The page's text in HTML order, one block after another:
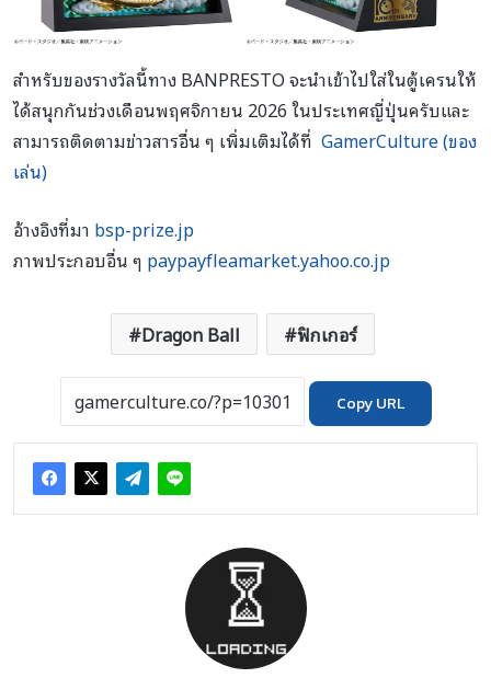
สำหรับของรางวัลนี้ทาง BANPRESTO จะนำเข้าไปใส่ในตู้เครนให้
ได้สนุกกันช่วงเดือนพฤศจิกายน 2026 ในประเทศญี่ปุ่นครับและ
สามารถติดตามข่าวสารอื่น ๆ เพิ่มเติมได้ที่ GamerCulture (ของ
เล่น)
อ้างอิงที่มา bsp-prize.jp
ภาพประกอบอื่น ๆ paypayfleamarket.yahoo.co.jp
Dragon Ball ฟิกเกอร์
Copy URL